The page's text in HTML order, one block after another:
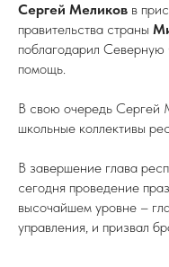
Сергей Меликов в
правительства страны
поблагодарил
помощь.
В свою очередь Сергей
школьные коллективы
В завершение глава
сегодня проведение
высочайшем уровне –
управления, и призвал